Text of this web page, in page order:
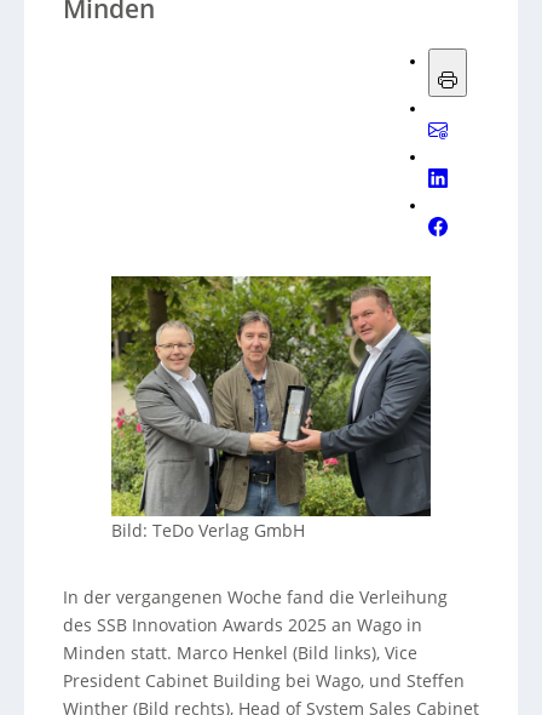
Minden
Bild: TeDo Verlag GmbH
In der vergangenen Woche fand die Verleihung
des SSB Innovation Awards 2025 an Wago in
Minden statt. Marco Henkel (Bild links), Vice
President Cabinet Building bei Wago, und Steffen
Winther (Bild rechts), Head of System Sales Cabinet